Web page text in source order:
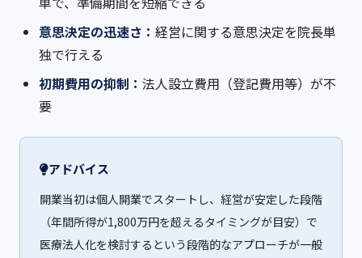
意思決定の迅速さ： 経営に関する意思決定を院長単
独で行える
初期費用の抑制： 法人設立費用（登記費用等）が不
要
アドバイス
開業当初は個人開業でスタートし、経営が安定した段階
（年間所得が1,800万円を超えるタイミングが目安）で
医療法人化を検討するという段階的なアプローチが一般